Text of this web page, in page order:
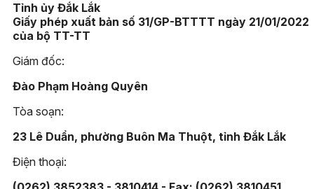
Tỉnh ủy Đắk Lắk
Giấy phép xuất bản số 31/GP-BTTTT ngày 21/01/2022
của bộ TT-TT
Giám đốc:
Đào Phạm Hoàng Quyên
Tòa soạn:
23 Lê Duẩn, phường Buôn Ma Thuột, tỉnh Đắk Lắk
Điện thoại: